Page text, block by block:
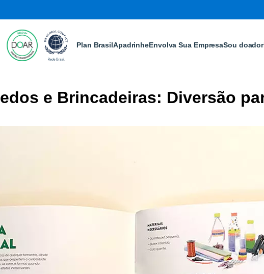
Plan BrasilApadrinheEnvolva Sua EmpresaSou doador
e Brincadeiras: Diversão